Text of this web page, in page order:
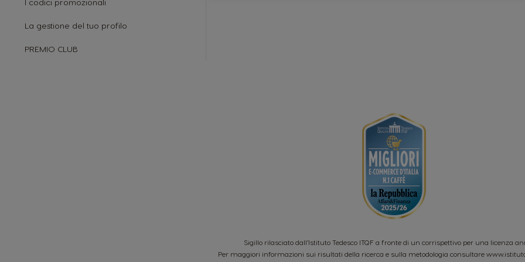
I codici promozionali
La gestione del tuo profilo
PREMIO CLUB
Sigillo rilasciato dall’Istituto Tedesco ITQF a fronte di un corrispettivo per una licenza
Per maggiori informazioni sui risultati della ricerca e sulla metodologia consultare